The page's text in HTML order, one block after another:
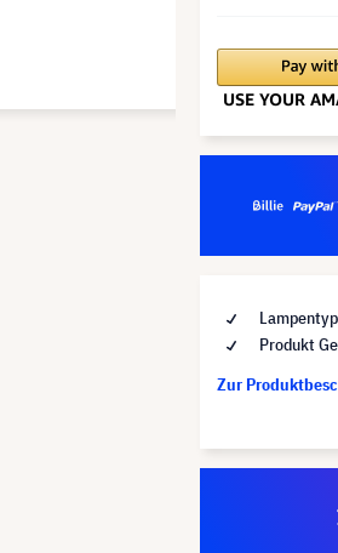
Produkt
Zur